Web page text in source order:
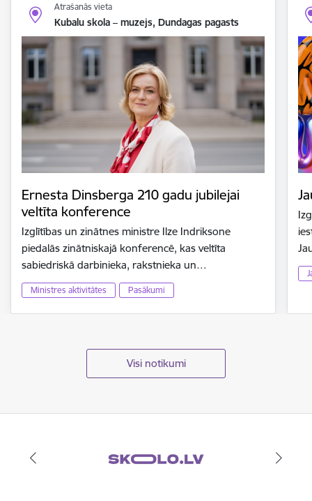
Atrašanās vieta
Kubalu skola – muzejs, Dundagas pagasts
Ernesta Dinsberga 210 gadu jubilejai
veltīta konference
Izglītības un zinātnes ministre Ilze Indriksone
piedalās zinātniskajā konferencē, kas veltīta
sabiedriskā darbinieka, rakstnieka un…
Ministres aktivitātes Pasākumi
Visi notikumi